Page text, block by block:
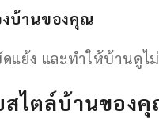
บ้านของคุณ
ดแย้ง และทำให้บ้านดูไ
สไตล์บ้านของ